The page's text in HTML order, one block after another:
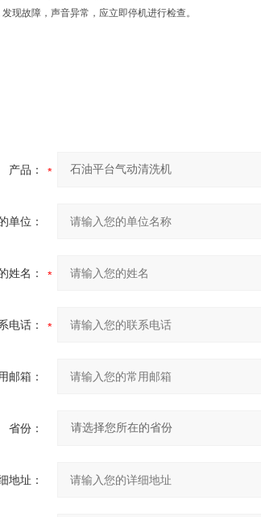
现故障，声音异常，应立即停机进行检查。
产品：
单位：
姓名：
电话：
邮箱：
省份：
地址：